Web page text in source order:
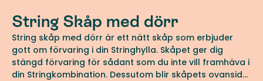
String Skåp med dörr
String skåp med dörr är ett nätt skåp som erbjuder
gott om förvaring i din Stringhylla. Skåpet ger dig
stängd förvaring för sådant som du inte vill framhäva i
din Stringkombination. Dessutom blir skåpets ovansida